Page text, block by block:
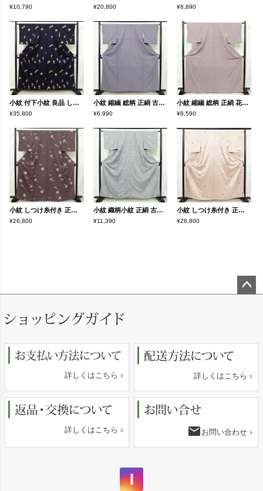
¥10,790 ¥20,800 ¥8,890
小紋 付下小紋 良品 しつけ糸付き 正絹 人物・動物柄 袷仕立て 身丈157cm 裄丈64cm 箔 金彩 着物 青・紺
¥35,800
小紋 縮緬 総柄 正絹 古典柄 袷仕立て 身丈160cm 裄丈65.5cm リサイクル着物 着物 紫・藤色
¥6,990
小紋 縮緬 総柄 正絹 花柄 袷仕立て 身丈167.5cm 裄丈62.5cm リサイクル着物 着物 モダン 紫・藤色
¥8,590
小紋 しつけ糸付き 正絹 古典柄 袷仕立て 身丈164.5cm 裄丈65cm リサイクル着物 着物 紫・藤色
¥26,800
小紋 織柄小紋 正絹 古典柄 袷仕立て 身丈160cm 裄丈63.5cm リサイクル着物 着物 洒落 おしゃれ 青・紺
¥11,390
小紋 しつけ糸付き 正絹 古典柄 袷仕立て 身丈160cm 裄丈67cm リサイクル着物 着物 扇子 クリーム
¥26,800
詳しくはこちら 詳しくはこちら
詳しくはこちら email お問い合わせ